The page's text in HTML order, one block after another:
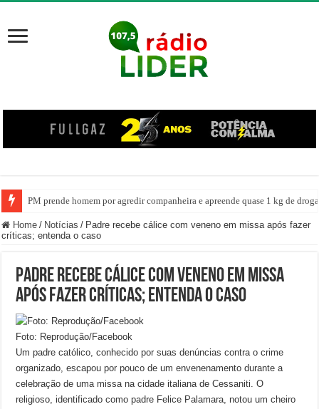
PM prende homem por agredir companheira e apreende quase 1 kg de
Home / Notícias / Padre recebe cálice com veneno em missa após fazer
críticas; entenda o caso
Padre recebe cálice com veneno em missa
após fazer críticas; entenda o caso
Foto: Reprodução/Facebook
Um padre católico, conhecido por suas denúncias contra o crime
organizado, escapou por pouco de um envenenamento durante a
celebração de uma missa na cidade italiana de Cessaniti. O
religioso, identificado como padre Felice Palamara, notou um cheiro